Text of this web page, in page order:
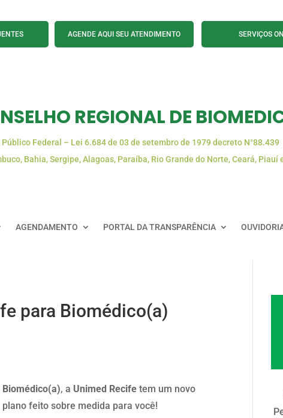
AGENDE AQUI SEU ATENDIMENTO SERVIÇOS
REGIONAL DE
Público Federal – Lei 6.684 de 03 de setembro de 1979 decreto N°88.439
Bahia, Sergipe, Alagoas, Paraíba, Rio Grande do Norte, Ceará, Piauí
AGENDAMENTO PORTAL DA TRANSPARÊNCIA
para Biomédico(a)
Biomédico(a), a Unimed Recife tem um novo
plano feito sobre medida para você!